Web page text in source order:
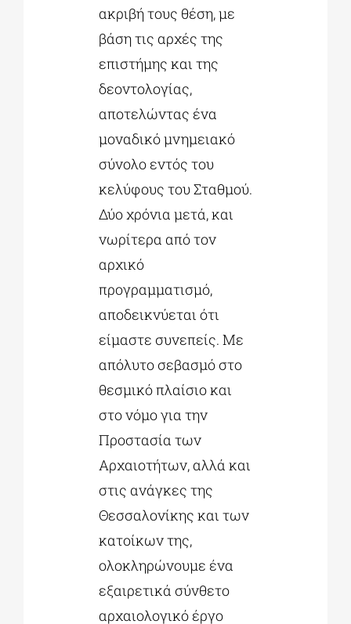
ακριβή τους θέση, με
βάση τις αρχές της
επιστήμης και της
δεοντολογίας,
αποτελώντας ένα
μοναδικό μνημειακό
σύνολο εντός του
κελύφους του Σταθμού.
Δύο χρόνια μετά, και
νωρίτερα από τον
αρχικό
προγραμματισμό,
αποδεικνύεται ότι
είμαστε συνεπείς. Με
απόλυτο σεβασμό στο
θεσμικό πλαίσιο και
στο νόμο για την
Προστασία των
Αρχαιοτήτων, αλλά και
στις ανάγκες της
Θεσσαλονίκης και των
κατοίκων της,
ολοκληρώνουμε ένα
εξαιρετικά σύνθετο
αρχαιολογικό έργο